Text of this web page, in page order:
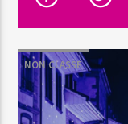
TITRE
ARTISTE
NON CLASSÉ